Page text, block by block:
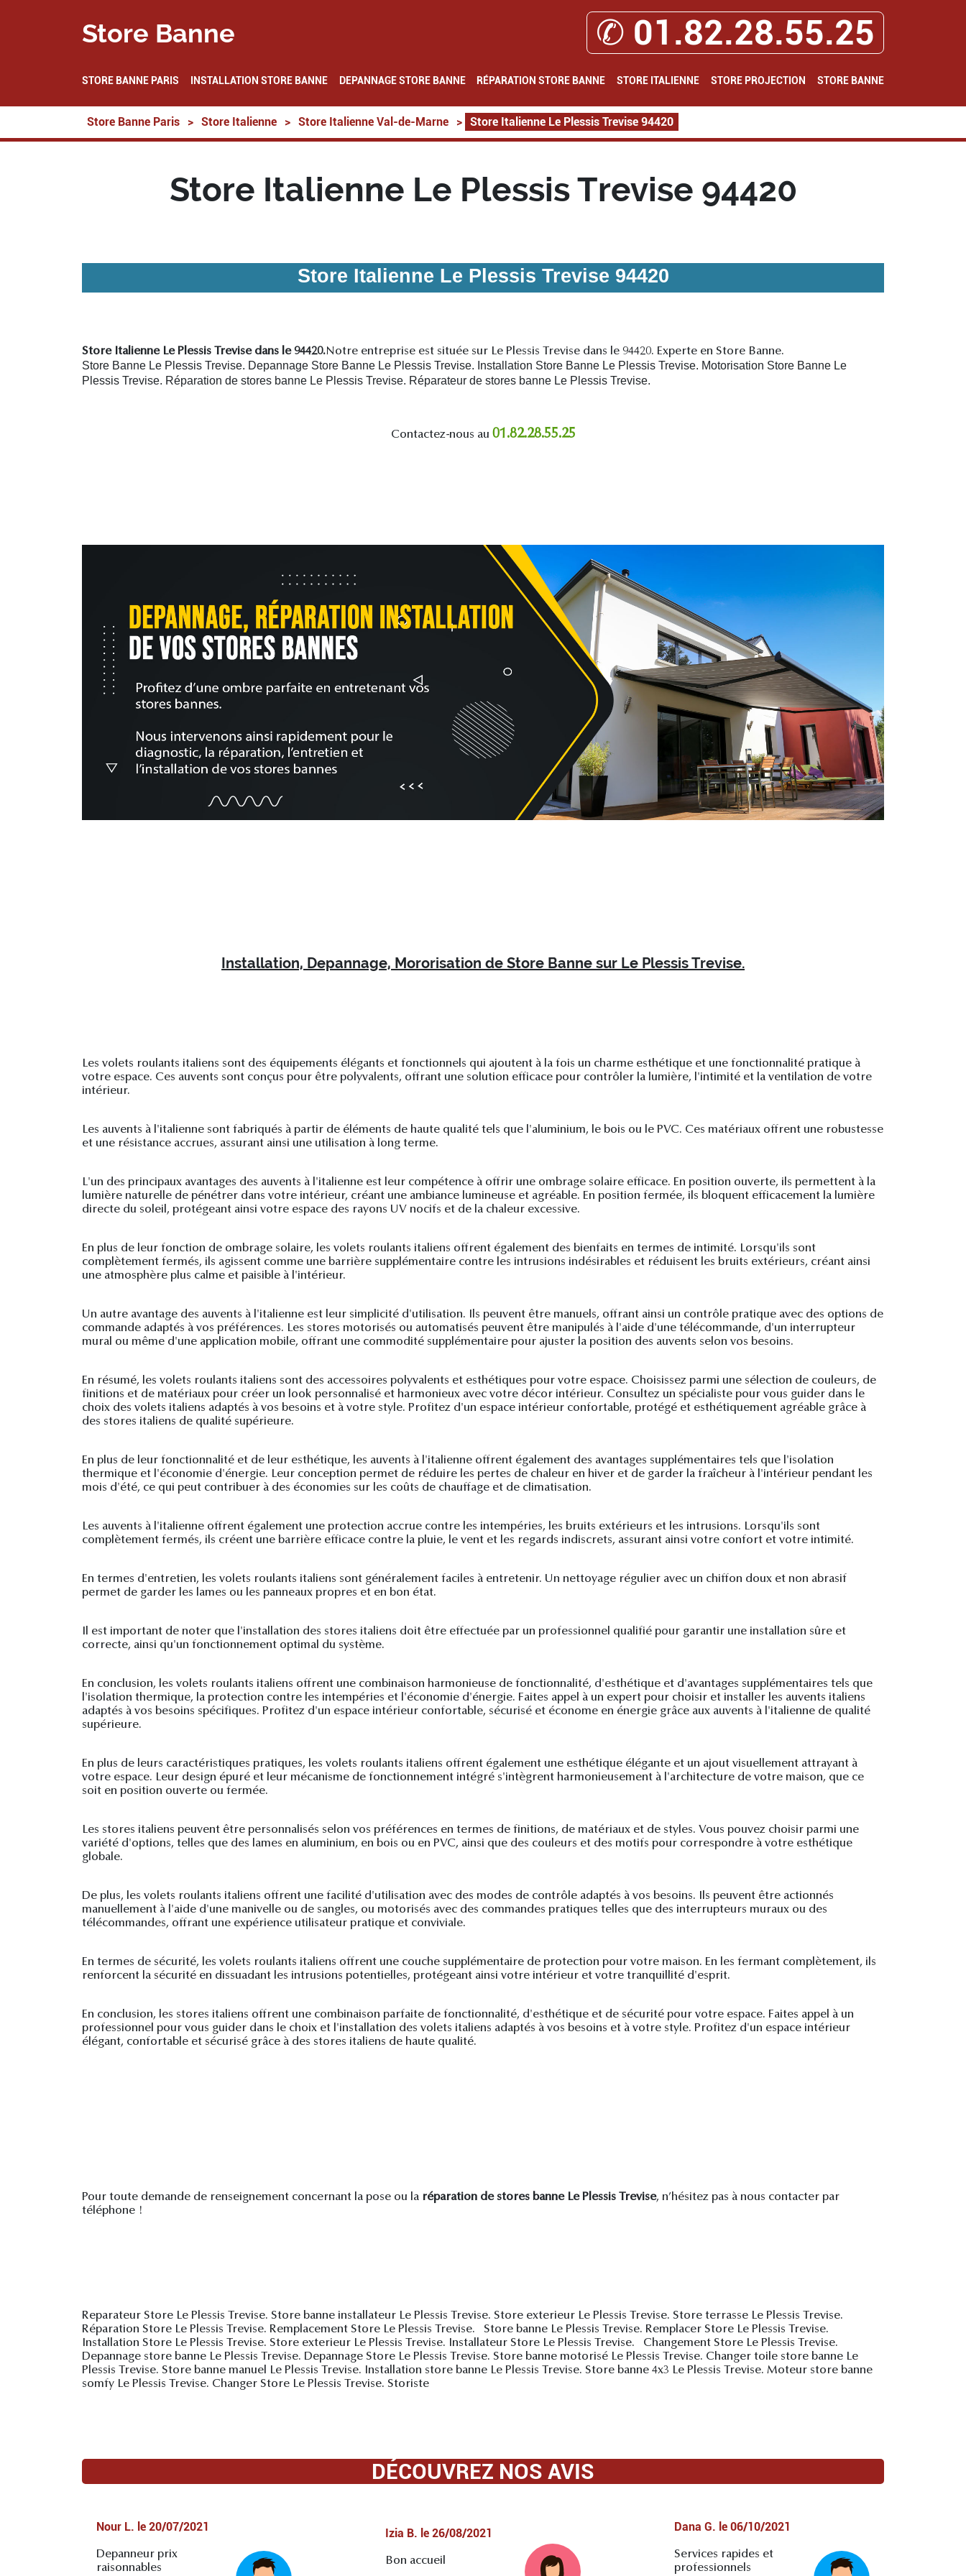
Store Banne ✆ 01.82.28.55.25
STORE BANNE PARIS INSTALLATION STORE BANNE DEPANNAGE STORE BANNE RÉPARATION STORE BANNE STORE ITALIENNE STORE PROJECTION STORE BANNE
Store Banne Paris > Store Italienne > Store Italienne Val-de-Marne > Store Italienne Le Plessis Trevise 94420
Store Italienne Le Plessis Trevise 94420
Store Italienne Le Plessis Trevise 94420
Store Italienne Le Plessis Trevise dans le 94420.Notre entreprise est située sur Le Plessis Trevise dans le 94420. Experte en Store Banne.
Store Banne Le Plessis Trevise. Depannage Store Banne Le Plessis Trevise. Installation Store Banne Le Plessis Trevise. Motorisation Store Banne Le
Plessis Trevise. Réparation de stores banne Le Plessis Trevise. Réparateur de stores banne Le Plessis Trevise.
Contactez-nous au 01.82.28.55.25
Installation, Depannage, Mororisation de Store Banne sur Le Plessis Trevise.
Les volets roulants italiens sont des équipements élégants et fonctionnels qui ajoutent à la fois un charme esthétique et une fonctionnalité pratique à
votre espace. Ces auvents sont conçus pour être polyvalents, offrant une solution efficace pour contrôler la lumière, l'intimité et la ventilation de votre
intérieur.
Les auvents à l'italienne sont fabriqués à partir de éléments de haute qualité tels que l'aluminium, le bois ou le PVC. Ces matériaux offrent une robustesse
et une résistance accrues, assurant ainsi une utilisation à long terme.
L'un des principaux avantages des auvents à l'italienne est leur compétence à offrir une ombrage solaire efficace. En position ouverte, ils permettent à la
lumière naturelle de pénétrer dans votre intérieur, créant une ambiance lumineuse et agréable. En position fermée, ils bloquent efficacement la lumière
directe du soleil, protégeant ainsi votre espace des rayons UV nocifs et de la chaleur excessive.
En plus de leur fonction de ombrage solaire, les volets roulants italiens offrent également des bienfaits en termes de intimité. Lorsqu'ils sont
complètement fermés, ils agissent comme une barrière supplémentaire contre les intrusions indésirables et réduisent les bruits extérieurs, créant ainsi
une atmosphère plus calme et paisible à l'intérieur.
Un autre avantage des auvents à l'italienne est leur simplicité d'utilisation. Ils peuvent être manuels, offrant ainsi un contrôle pratique avec des options de
commande adaptés à vos préférences. Les stores motorisés ou automatisés peuvent être manipulés à l'aide d'une télécommande, d'un interrupteur
mural ou même d'une application mobile, offrant une commodité supplémentaire pour ajuster la position des auvents selon vos besoins.
En résumé, les volets roulants italiens sont des accessoires polyvalents et esthétiques pour votre espace. Choisissez parmi une sélection de couleurs, de
finitions et de matériaux pour créer un look personnalisé et harmonieux avec votre décor intérieur. Consultez un spécialiste pour vous guider dans le
choix des volets italiens adaptés à vos besoins et à votre style. Profitez d'un espace intérieur confortable, protégé et esthétiquement agréable grâce à
des stores italiens de qualité supérieure.
En plus de leur fonctionnalité et de leur esthétique, les auvents à l'italienne offrent également des avantages supplémentaires tels que l'isolation
thermique et l'économie d'énergie. Leur conception permet de réduire les pertes de chaleur en hiver et de garder la fraîcheur à l'intérieur pendant les
mois d'été, ce qui peut contribuer à des économies sur les coûts de chauffage et de climatisation.
Les auvents à l'italienne offrent également une protection accrue contre les intempéries, les bruits extérieurs et les intrusions. Lorsqu'ils sont
complètement fermés, ils créent une barrière efficace contre la pluie, le vent et les regards indiscrets, assurant ainsi votre confort et votre intimité.
En termes d'entretien, les volets roulants italiens sont généralement faciles à entretenir. Un nettoyage régulier avec un chiffon doux et non abrasif
permet de garder les lames ou les panneaux propres et en bon état.
Il est important de noter que l'installation des stores italiens doit être effectuée par un professionnel qualifié pour garantir une installation sûre et
correcte, ainsi qu'un fonctionnement optimal du système.
En conclusion, les volets roulants italiens offrent une combinaison harmonieuse de fonctionnalité, d'esthétique et d'avantages supplémentaires tels que
l'isolation thermique, la protection contre les intempéries et l'économie d'énergie. Faites appel à un expert pour choisir et installer les auvents italiens
adaptés à vos besoins spécifiques. Profitez d'un espace intérieur confortable, sécurisé et économe en énergie grâce aux auvents à l'italienne de qualité
supérieure.
En plus de leurs caractéristiques pratiques, les volets roulants italiens offrent également une esthétique élégante et un ajout visuellement attrayant à
votre espace. Leur design épuré et leur mécanisme de fonctionnement intégré s'intègrent harmonieusement à l'architecture de votre maison, que ce
soit en position ouverte ou fermée.
Les stores italiens peuvent être personnalisés selon vos préférences en termes de finitions, de matériaux et de styles. Vous pouvez choisir parmi une
variété d'options, telles que des lames en aluminium, en bois ou en PVC, ainsi que des couleurs et des motifs pour correspondre à votre esthétique
globale.
De plus, les volets roulants italiens offrent une facilité d'utilisation avec des modes de contrôle adaptés à vos besoins. Ils peuvent être actionnés
manuellement à l'aide d'une manivelle ou de sangles, ou motorisés avec des commandes pratiques telles que des interrupteurs muraux ou des
télécommandes, offrant une expérience utilisateur pratique et conviviale.
En termes de sécurité, les volets roulants italiens offrent une couche supplémentaire de protection pour votre maison. En les fermant complètement, ils
renforcent la sécurité en dissuadant les intrusions potentielles, protégeant ainsi votre intérieur et votre tranquillité d'esprit.
En conclusion, les stores italiens offrent une combinaison parfaite de fonctionnalité, d'esthétique et de sécurité pour votre espace. Faites appel à un
professionnel pour vous guider dans le choix et l'installation des volets italiens adaptés à vos besoins et à votre style. Profitez d'un espace intérieur
élégant, confortable et sécurisé grâce à des stores italiens de haute qualité.
Pour toute demande de renseignement concernant la pose ou la réparation de stores banne Le Plessis Trevise, n’hésitez pas à nous contacter par
téléphone !
Reparateur Store Le Plessis Trevise. Store banne installateur Le Plessis Trevise. Store exterieur Le Plessis Trevise. Store terrasse Le Plessis Trevise.
Réparation Store Le Plessis Trevise. Remplacement Store Le Plessis Trevise. Store banne Le Plessis Trevise. Remplacer Store Le Plessis Trevise.
Installation Store Le Plessis Trevise. Store exterieur Le Plessis Trevise. Installateur Store Le Plessis Trevise. Changement Store Le Plessis Trevise.
Depannage store banne Le Plessis Trevise. Depannage Store Le Plessis Trevise. Store banne motorisé Le Plessis Trevise. Changer toile store banne Le
Plessis Trevise. Store banne manuel Le Plessis Trevise. Installation store banne Le Plessis Trevise. Store banne 4x3 Le Plessis Trevise. Moteur store banne
somfy Le Plessis Trevise. Changer Store Le Plessis Trevise. Storiste
DÉCOUVREZ NOS AVIS
Nour L. le 20/07/2021
Depanneur prix
raisonnables
Izia B. le 26/08/2021
Bon accueil
Dana G. le 06/10/2021
Services rapides et
professionnels